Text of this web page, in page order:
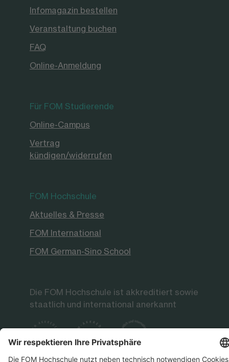
Infomagazin bestellen
Veranstaltung buchen
FAQ
Online-Anmeldung
Für FOM Studierende
Online-Campus
Vertrag
kündigen/widerrufen
FOM Hochschule
Aktuelles & Presse
FOM International
FOM German-Sino School
Die FOM Hochschule ist akkreditiert sowie
staatlich und international anerkannt